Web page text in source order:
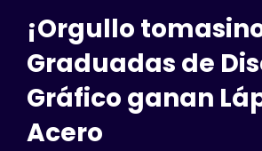
¡Orgullo
Graduadas de
Gráfico ganan
Acero